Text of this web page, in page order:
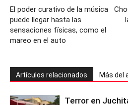
El poder curativo de la música
puede llegar hasta las
sensaciones físicas, como el
mareo en el auto
Artículos relacionados Más del
Terror en